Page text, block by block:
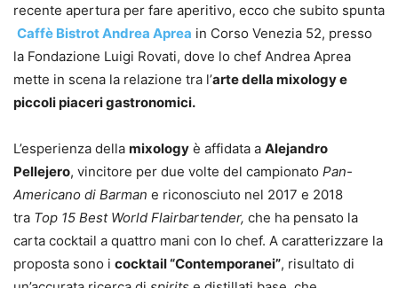
recente apertura per fare aperitivo, ecco che subito spunta
Caffè Bistrot Andrea Aprea in Corso Venezia 52, presso
la Fondazione Luigi Rovati, dove lo chef Andrea Aprea
mette in scena la relazione tra l’arte della mixology e
piccoli piaceri gastronomici.
L’esperienza della mixology è affidata a Alejandro
Pellejero, vincitore per due volte del campionato Pan-
Americano di Barman e riconosciuto nel 2017 e 2018
tra Top 15 Best World Flairbartender, che ha pensato la
carta cocktail a quattro mani con lo chef. A caratterizzare la
proposta sono i cocktail “Contemporanei”, risultato di